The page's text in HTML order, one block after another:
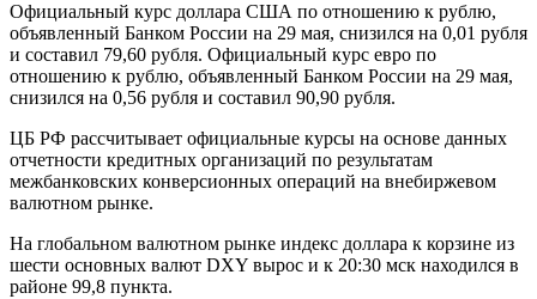
Официальный курс доллара США по отношению к рублю,
объявленный Банком России на 29 мая, снизился на 0,01 рубля
и составил 79,60 рубля. Официальный курс евро по
отношению к рублю, объявленный Банком России на 29 мая,
снизился на 0,56 рубля и составил 90,90 рубля.
ЦБ РФ рассчитывает официальные курсы на основе данных
отчетности кредитных организаций по результатам
межбанковских конверсионных операций на внебиржевом
валютном рынке.
На глобальном валютном рынке индекс доллара к корзине из
шести основных валют DXY вырос и к 20:30 мск находился в
районе 99,8 пункта.